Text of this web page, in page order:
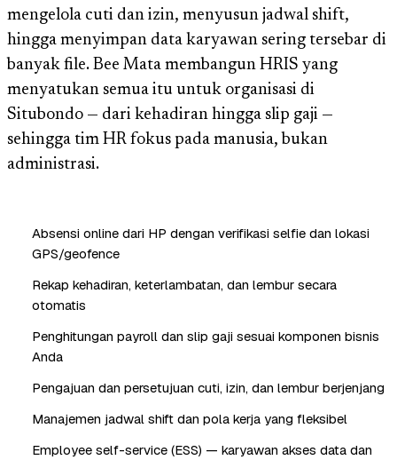
mengelola cuti dan izin, menyusun jadwal shift,
hingga menyimpan data karyawan sering tersebar di
banyak file. Bee Mata membangun HRIS yang
menyatukan semua itu untuk organisasi di
Situbondo — dari kehadiran hingga slip gaji —
sehingga tim HR fokus pada manusia, bukan
administrasi.
Absensi online dari HP dengan verifikasi selfie dan lokasi
GPS/geofence
Rekap kehadiran, keterlambatan, dan lembur secara
otomatis
Penghitungan payroll dan slip gaji sesuai komponen bisnis
Anda
Pengajuan dan persetujuan cuti, izin, dan lembur berjenjang
Manajemen jadwal shift dan pola kerja yang fleksibel
Employee self-service (ESS) — karyawan akses data dan